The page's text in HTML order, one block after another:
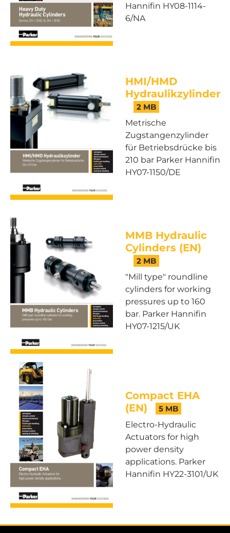
Hannifin HY08-1114-
6/NA
HMI/HMD
Hydraulikzylinder
2 MB
Metrische
Zugstangenzylinder
für Betriebsdrücke bis
210 bar Parker Hannifin
HY07-1150/DE
MMB Hydraulic
Cylinders (EN)
2 MB
"Mill type" roundline
cylinders for working
pressures up to 160
bar. Parker Hannifin
HY07-1215/UK
Compact EHA
(EN)
5 MB
Electro-Hydraulic
Actuators for high
power density
applications. Parker
Hannifin HY22-3101/UK